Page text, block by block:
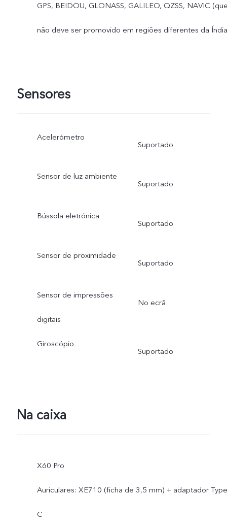
GPS, BEIDOU, GLONASS, GALILEO, QZSS, NAVIC
não deve ser promovido em regiões diferentes da
Sensores
Acelerómetro
Suportado
Sensor de luz ambiente
Suportado
Bússola eletrónica
Suportado
Sensor de proximidade
Suportado
Sensor de impressões
digitais
No ecrã
Giroscópio
Suportado
Na caixa
X60 Pro
Auriculares: XE710 (ficha de 3,5 mm) + adaptador
C